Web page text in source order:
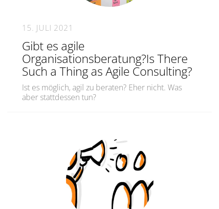
15. JULI 2021
Gibt es agile
Organisationsberatung?Is There
Such a Thing as Agile Consulting?
Ist es möglich, agil zu beraten? Eher nicht. Was
aber stattdessen tun?